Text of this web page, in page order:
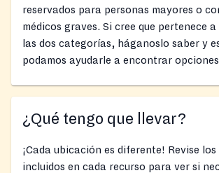
reservados para personas mayores o
médicos graves. Si cree que pertenece
las dos categorías, háganoslo saber y
podamos ayudarle a encontrar
¿Qué tengo que llevar?
¡Cada ubicación es diferente! Revise los
incluidos en cada recurso para ver si